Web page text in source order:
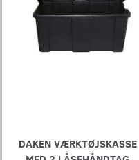
DAKEN VÆRKTØJSKASSE